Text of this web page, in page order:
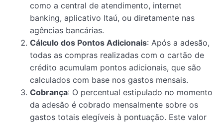
como a central de atendimento, internet
banking, aplicativo Itaú, ou diretamente nas
agências bancárias.
Cálculo dos Pontos Adicionais: Após a adesão,
todas as compras realizadas com o cartão de
crédito acumulam pontos adicionais, que são
calculados com base nos gastos mensais.
Cobrança: O percentual estipulado no momento
da adesão é cobrado mensalmente sobre os
gastos totais elegíveis à pontuação. Este valor